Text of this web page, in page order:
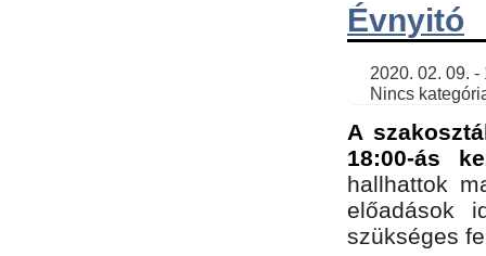
Évnyitó
Nincs
A
18:00-ás
hallhattok
előadások
szükséges